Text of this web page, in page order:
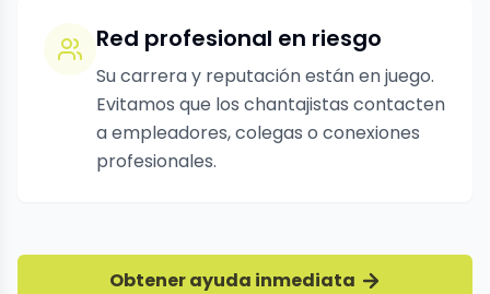
Red profesional en riesgo
Su carrera y reputación están en juego.
Evitamos que los chantajistas contacten
a empleadores, colegas o conexiones
profesionales.
Obtener ayuda inmediata